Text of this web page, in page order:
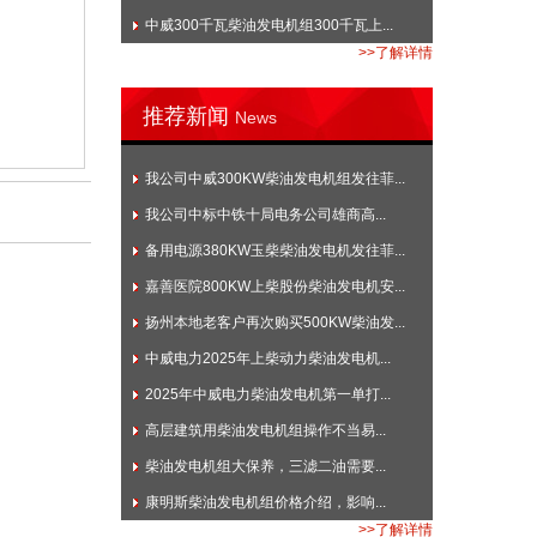
中威300千瓦柴油发电机组300千瓦上...
>>了解详情
推荐新闻 News
我公司中威300KW柴油发电机组发往菲...
我公司中标中铁十局电务公司雄商高...
备用电源380KW玉柴柴油发电机发往菲...
嘉善医院800KW上柴股份柴油发电机安...
扬州本地老客户再次购买500KW柴油发...
中威电力2025年上柴动力柴油发电机...
2025年中威电力柴油发电机第一单打...
高层建筑用柴油发电机组操作不当易...
柴油发电机组大保养，三滤二油需要...
康明斯柴油发电机组价格介绍，影响...
>>了解详情